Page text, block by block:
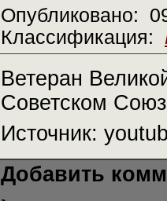
Опубликовано:
Классификация:
Ветеран
Советском
Источник:
Добавить